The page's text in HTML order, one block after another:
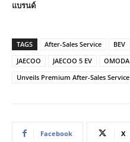
แบรนด์
TAGS After-Sales Service BEV
JAECOO
JAECOO 5 EV OMODA
Unveils Premium After-Sales Service
Facebook X